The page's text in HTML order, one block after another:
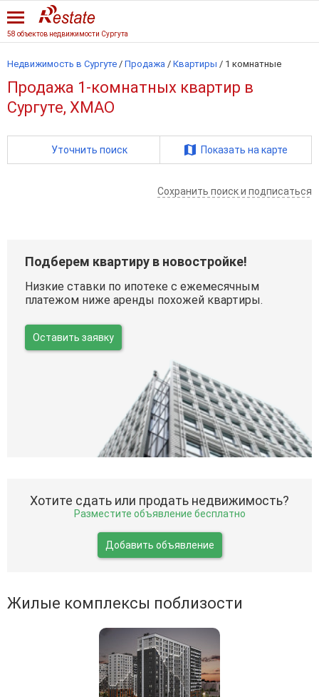
58 объектов недвижимости Сургута
Недвижимость в Сургуте / Продажа / Квартиры / 1 комнатные
Продажа 1-комнатных квартир в
Сургуте, ХМАО
Уточнить поиск Показать на карте
Сохранить поиск и подписаться
Подберем квартиру в новостройке!
Низкие ставки по ипотеке с ежемесячным
платежом ниже аренды похожей квартиры.
Оставить заявку
Хотите сдать или продать недвижимость?
Разместите объявление бесплатно
Добавить объявление
Жилые комплексы поблизости